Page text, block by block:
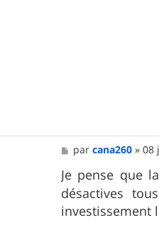
M
e
s
s
a
g
e
parcana260 »08
Je pense que
désactives
investissement